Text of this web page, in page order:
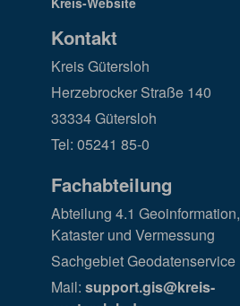
Kontakt
Kreis Gütersloh
Herzebrocker Straße 140
33334 Gütersloh
Tel: 05241 85-0
Fachabteilung
Abteilung 4.1 Geoinformation,
Kataster und Vermessung
Sachgebiet Geodatenservice
Mail: support.gis@kreis-